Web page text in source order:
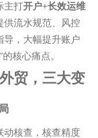
主打开户+长效运维
供流水规范、风控
导，大幅提升账户
核心痛点。
贸，三大变
动核查，核查精度